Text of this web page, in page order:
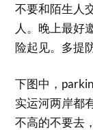
不要和陌生人
人。晚上最好
险起见。多提
下图中，
实运河两岸都
不高的不要去